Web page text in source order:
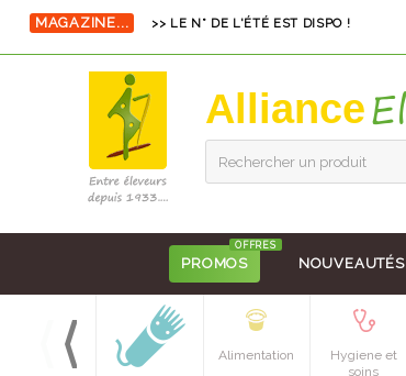
MAGAZINE...
>> LE N° DE L'ÉTÉ EST DISPO !
Alliance
Rechercher un produit
PROMOS
OFFRES
NOUVEAUTÉS
Alimentation
Hygiene et
soins